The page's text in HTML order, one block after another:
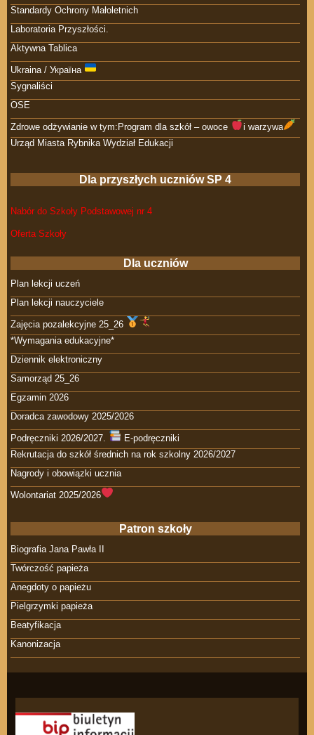
Standardy Ochrony Małoletnich
Laboratoria Przyszłości.
Aktywna Tablica
Ukraina / Україна
Sygnaliści
OSE
Zdrowe odżywianie w tym:Program dla szkół – owoce
i warzywa
Urząd Miasta Rybnika Wydział Edukacji
Dla przyszłych uczniów SP 4
Nabór do Szkoły Podstawowej nr 4
Oferta Szkoły
Dla uczniów
Plan lekcji uczeń
Plan lekcji nauczyciele
Zajęcia pozalekcyjne 25_26
*Wymagania edukacyjne*
Dziennik elektroniczny
Samorząd 25_26
Egzamin 2026
Doradca zawodowy 2025/2026
Podręczniki 2026/2027.
E-podręczniki
Rekrutacja do szkół średnich na rok szkolny 2026/2027
Nagrody i obowiązki ucznia
Wolontariat 2025/2026
Patron szkoły
Biografia Jana Pawła II
Twórczość papieża
Anegdoty o papieżu
Pielgrzymki papieża
Beatyfikacja
Kanonizacja